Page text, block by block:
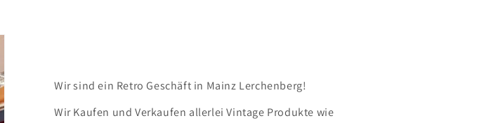
Wir sind ein Retro Geschäft in Mainz Lerchenberg!
Wir Kaufen und Verkaufen allerlei Vintage Produkte wie